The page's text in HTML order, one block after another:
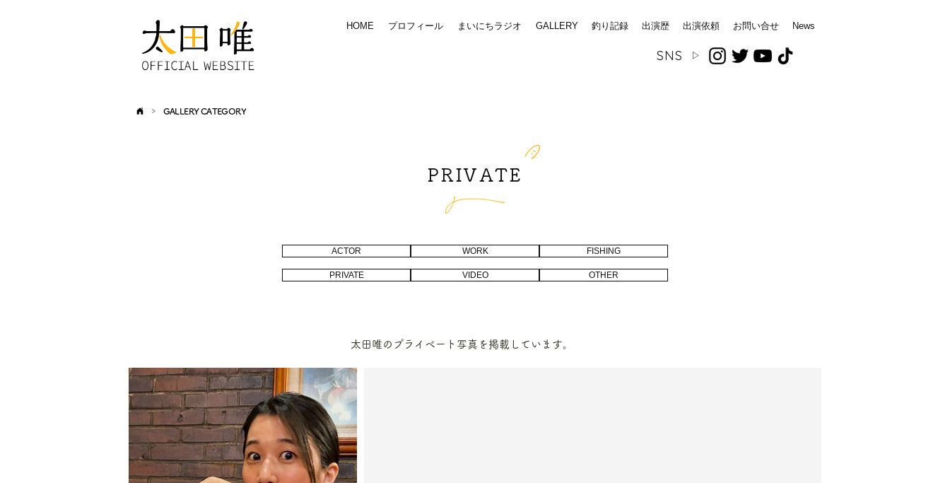
HOME プロフィール まいにちラジオ GALLERY 釣り記録 出演歴 出演依頼 お問い合せ News
▷
SNS
> GALLERY CATEGORY
PRIVATE
ACTOR WORK FISHING
PRIVATE VIDEO OTHER
太田唯のプライベート写真を掲載しています。